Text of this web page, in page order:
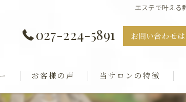
エステで叶える
027-224-5891 お問い合わせ
お客様の声 当サロンの特徴